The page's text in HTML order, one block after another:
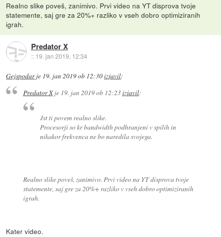
Realno slike poveš, zanimivo. Prvi video na YT disprova tvoje
statemente, saj gre za 20%+ razliko v vseh dobro optimiziranih
igrah.
Predator X
:: 19. jan 2019, 12:34
Gejspodarje 19. jan 2019 ob 12:30izjavil:
Predator Xje 19. jan 2019 ob 12:23izjavil:
Jst ti povem realno slike.
Procesorji so kr bandwidth podhranjeni v spilih in
nikakor frekvenca ne bo naredila svojega.
Realno slike poveš, zanimivo. Prvi video na YT disprova tvoje
statemente, saj gre za 20%+ razliko v vseh dobro optimiziranih
igrah.
Kater video.